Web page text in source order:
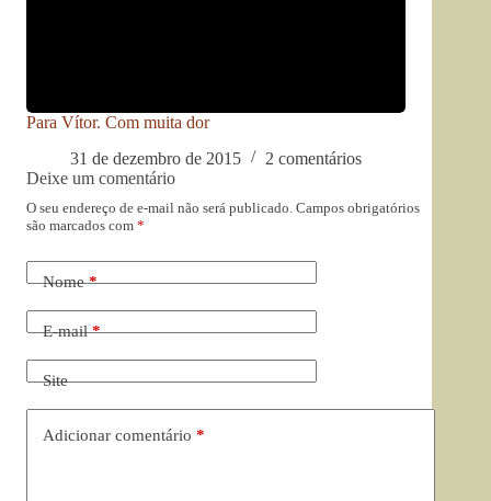
Para Vítor. Com muita dor
31 de dezembro de 2015
2 comentários
Deixe um comentário
O seu endereço de e-mail não será publicado. Campos obrigatórios
são marcados com *
Nome*
E-mail*
Site
Adicionar comentário *